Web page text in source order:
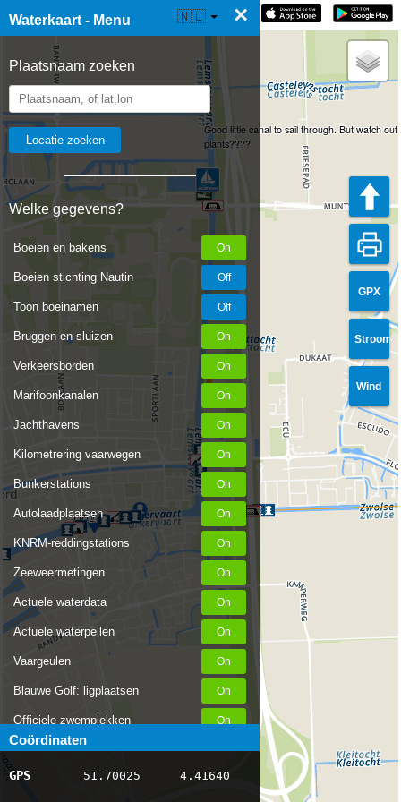
Waterkaart - Menu ×
Plaatsnaam zoeken
Welke gegevens?
Boeien en bakens
Boeien stichting Nautin
Toon boeinamen
Bruggen en sluizen
Verkeersborden
Marifoonkanalen
Jachthavens
Kilometrering vaarwegen
Bunkerstations
Autolaadplaatsen
KNRM-reddingstations
Zeeweermetingen
Actuele waterdata
Actuele waterpeilen
Vaargeulen
Blauwe Golf: ligplaatsen
Officiele zwemplekken
Stremmingen/hinder
AIS scheepsposities
Coördinaten
GPS 51.70025 4.41640
☰ Waterkaart Live 🇳🇱
GPX
Stroom
Wind
LIDLTime
Good little canal to sail through. But watch
plants????